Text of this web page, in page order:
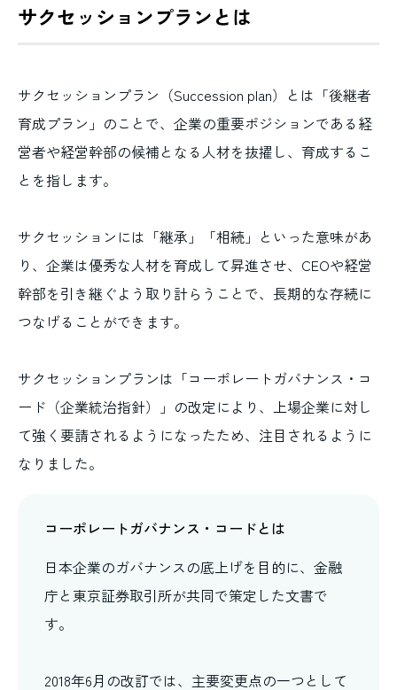
サクセッションプランとは
サクセッションプラン（Succession plan）とは「後継者
育成プラン」のことで、企業の重要ポジションである経
営者や経営幹部の候補となる人材を抜擢し、育成するこ
とを指します。
サクセッションには「継承」「相続」といった意味があ
り、企業は優秀な人材を育成して昇進させ、CEOや経営
幹部を引き継ぐよう取り計らうことで、長期的な存続に
つなげることができます。
サクセッションプランは「コーポレートガバナンス・コ
ード（企業統治指針）」の改定により、上場企業に対し
て強く要請されるようになったため、注目されるように
なりました。
コーポレートガバナンス・コードとは
日本企業のガバナンスの底上げを目的に、金融
庁と東京証券取引所が共同で策定した文書で
す。
2018年6月の改訂では、主要変更点の一つとして